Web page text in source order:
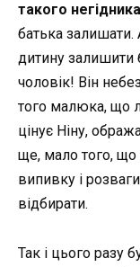
такого
батька
дитину залишити
чоловік! Він
того малюка, що
цінує Ніну,
ще, мало того, що
випивку і
відбирати.
Так і цього разу